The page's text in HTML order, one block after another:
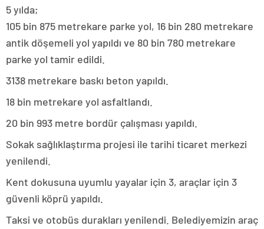
5 yılda;
105 bin 875 metrekare parke yol, 16 bin 280 metrekare
antik döşemeli yol yapıldı ve 80 bin 780 metrekare
parke yol tamir edildi.
3138 metrekare baskı beton yapıldı.
18 bin metrekare yol asfaltlandı.
20 bin 993 metre bordür çalışması yapıldı.
Sokak sağlıklaştırma projesi ile tarihi ticaret merkezi
yenilendi.
Kent dokusuna uyumlu yayalar için 3, araçlar için 3
güvenli köprü yapıldı.
Taksi ve otobüs durakları yenilendi. Belediyemizin araç